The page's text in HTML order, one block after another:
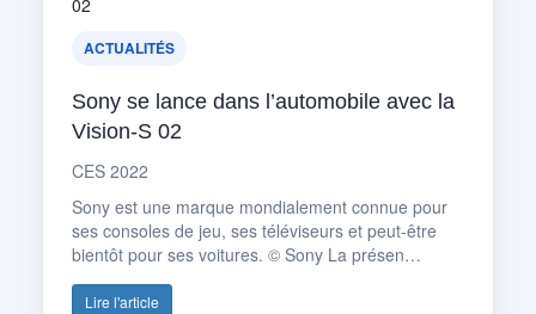
ACTUALITÉS
Sony se lance dans l’automobile avec la
Vision-S 02
CES 2022
Sony est une marque mondialement connue pour
ses consoles de jeu, ses téléviseurs et peut-être
bientôt pour ses voitures. © Sony La présen…
Lire l'article